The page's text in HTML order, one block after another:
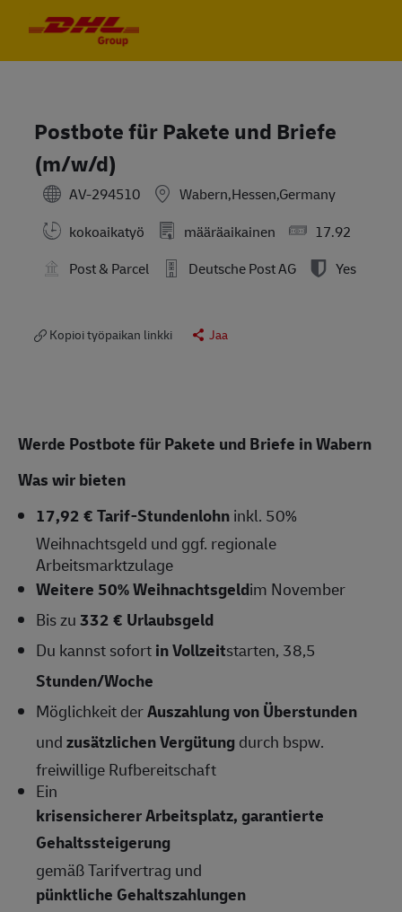
Postbote für Pakete und Briefe
(m/w/d)
AV-294510
Wabern,Hessen,Germany
kokoaikatyö
määräaikainen
17.92
Post & Parcel
Deutsche Post AG Yes
Kopioi työpaikan linkki Jaa
Werde Postbote für Pakete und Briefe in Wabern
Was wir bieten
17,92 € Tarif-Stundenlohninkl. 50%
Weihnachtsgeld und ggf. regionale
Arbeitsmarktzulage
Weitere 50% Weihnachtsgeldim November
Bis zu332 € Urlaubsgeld
Du kannst sofortin Vollzeitstarten, 38,5
Stunden/Woche
Möglichkeit derAuszahlung von Überstunden
undzusätzlichen Vergütungdurch bspw.
freiwillige Rufbereitschaft
Ein
krisensicherer Arbeitsplatz, garantierte
Gehaltssteigerung
gemäß Tarifvertrag und
pünktliche Gehaltszahlungen